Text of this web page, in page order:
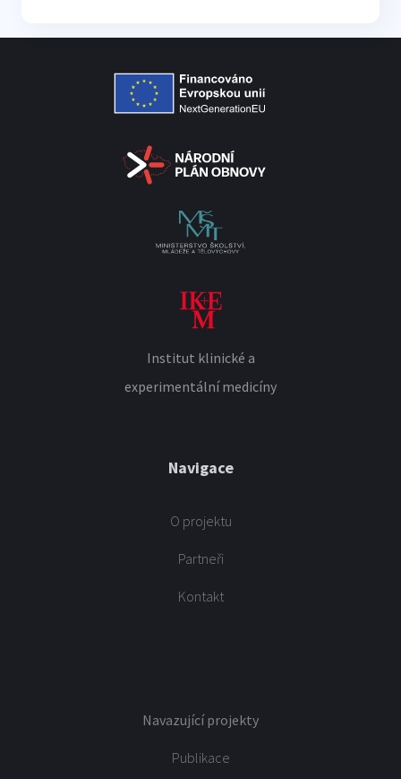
Institut klinické a
experimentální medicíny
Navigace
O projektu
Partneři
Kontakt
Navazující projekty
Publikace